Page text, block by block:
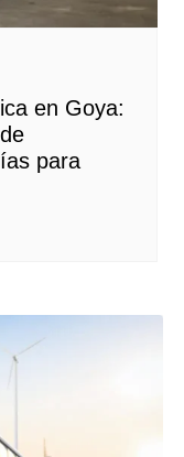
en Goya:
para